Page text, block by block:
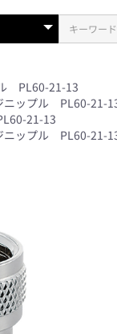
PL60-21-13
ニップル PL60-21-
21-13
ニップル PL60-21-